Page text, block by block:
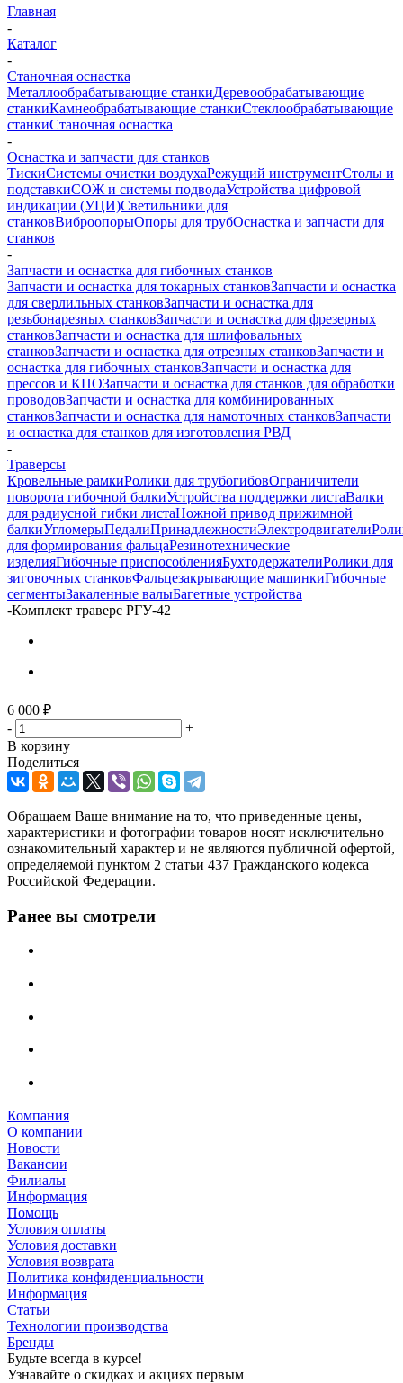
Главная
-
Каталог
-
Станочная оснастка
Металлообрабатывающие станкиДеревообрабатывающие
станкиКамнеобрабатывающие станкиСтеклообрабатывающие
станкиСтаночная оснастка
-
Оснастка и запчасти для станков
ТискиСистемы очистки воздухаРежущий инструментСтолы и
подставкиСОЖ и системы подводаУстройства цифровой
индикации (УЦИ)Светильники для
станковВиброопорыОпоры для трубОснастка и запчасти для
станков
-
Запчасти и оснастка для гибочных станков
Запчасти и оснастка для токарных станковЗапчасти и оснастка
для сверлильных станковЗапчасти и оснастка для
резьбонарезных станковЗапчасти и оснастка для фрезерных
станковЗапчасти и оснастка для шлифовальных
станковЗапчасти и оснастка для отрезных станковЗапчасти и
оснастка для гибочных станковЗапчасти и оснастка для
прессов и КПОЗапчасти и оснастка для станков для обработки
проводовЗапчасти и оснастка для комбинированных
станковЗапчасти и оснастка для намоточных станковЗапчасти
и оснастка для станков для изготовления РВД
-
Траверсы
Кровельные рамкиРолики для трубогибовОграничители
поворота гибочной балкиУстройства поддержки листаВалки
для радиусной гибки листаНожной привод прижимной
балкиУгломерыПедалиПринадлежностиЭлектродвигатели
для формирования фальцаРезинотехнические
изделияГибочные приспособленияБухтодержателиРолики для
зиговочных станковФальцезакрывающие машинкиГибочные
сегментыЗакаленные валыБагетные устройства
-Комплект траверс РГУ-42
6 000 ₽
-
+
В корзину
Поделиться
Обращаем Ваше внимание на то, что приведенные цены,
характеристики и фотографии товаров носят исключительно
ознакомительный характер и не являются публичной офертой,
определяемой пунктом 2 статьи 437 Гражданского кодекса
Российской Федерации.
Ранее вы смотрели
Компания
О компании
Новости
Вакансии
Филиалы
Информация
Помощь
Условия оплаты
Условия доставки
Условия возврата
Политика конфиденциальности
Информация
Статьи
Технологии производства
Бренды
Будьте всегда в курсе!
Узнавайте о скидках и акциях первым